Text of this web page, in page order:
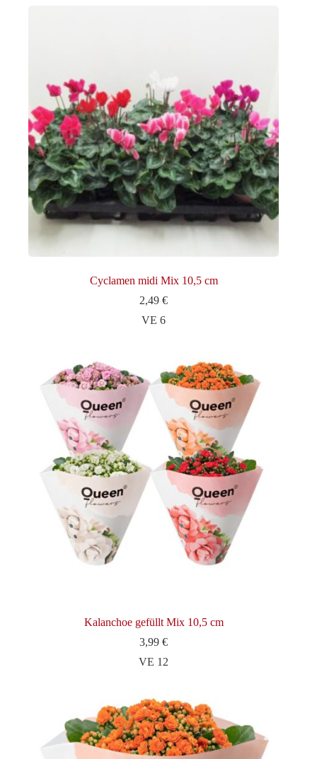
Cyclamen midi Mix 10,5 cm
2,49€
VE 6
Kalanchoe gefüllt Mix 10,5 cm
3,99€
VE 12